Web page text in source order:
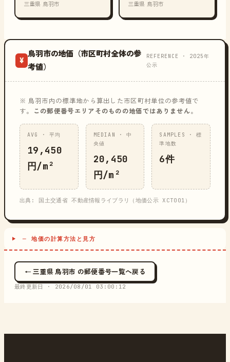
三重県 鳥羽市 三重県 鳥羽市
¥
鳥羽市の地価（市区町村全体の参
考値）
REFERENCE · 2025年
公示
※ 鳥羽市内の標準地から算出した市区町村単位の参考値で
す。
この郵便番号エリアそのものの地価ではありません。
AVG · 平均
19,450
円/m²
MEDIAN · 中
央値
20,450
円/m²
SAMPLES · 標
準地数
6件
出典: 国土交通省 不動産情報ライブラリ（地価公示 XCT001）
─ 地価の計算方法と見方
← 三重県 鳥羽市 の郵便番号一覧へ戻る
最終更新日 · 2026/08/01 03:00:12